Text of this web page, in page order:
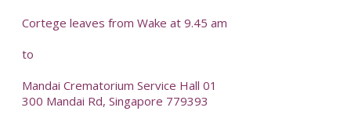
Cortege leaves from Wake at 9.45 am
to
Mandai Crematorium Service Hall 01
300 Mandai Rd, Singapore 779393